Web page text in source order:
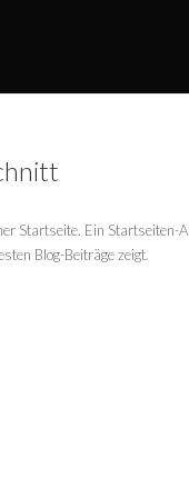
Startseite. Ein
Blog-Beiträge zeigt.